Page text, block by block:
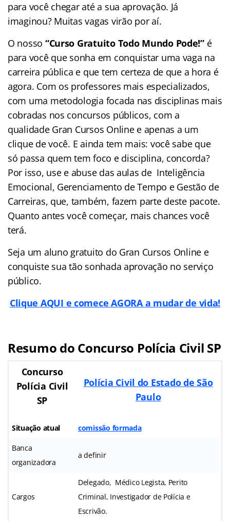
para você chegar até a sua aprovação. Já
imaginou? Muitas vagas virão por aí.
O nosso “Curso Gratuito Todo Mundo Pode!” é
para você que sonha em conquistar uma vaga na
carreira pública e que tem certeza de que a hora é
agora. Com os professores mais especializados,
com uma metodologia focada nas disciplinas mais
cobradas nos concursos públicos, com a
qualidade Gran Cursos Online e apenas a um
clique de você. E ainda tem mais: você sabe que
só passa quem tem foco e disciplina, concorda?
Por isso, use e abuse das aulas de Inteligência
Emocional, Gerenciamento de Tempo e Gestão de
Carreiras, que, também, fazem parte deste pacote.
Quanto antes você começar, mais chances você
terá.
Seja um aluno gratuito do Gran Cursos Online e
conquiste sua tão sonhada aprovação no serviço
público.
Clique AQUI e comece AGORA a mudar de vida!
Resumo do Concurso Polícia Civil SP
Concurso
Polícia Civil
SP
Polícia Civil do Estado de São
Paulo
Situação atual comissão formada
Banca
organizadora
a definir
Cargos
Delegado, Médico Legista, Perito
Criminal, Investigador de Polícia e
Escrivão.